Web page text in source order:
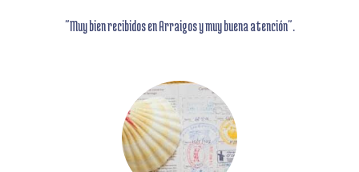
"Muy bien recibidos en Arraigosy muy buena atención".